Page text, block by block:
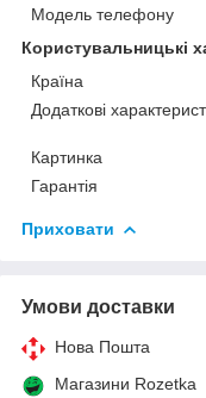
Модель телефону
Користувальницькі
Країна
Додаткові
Картинка
Гарантія
Приховати
Умови доставки
Нова Пошта
Магазини Rozetka